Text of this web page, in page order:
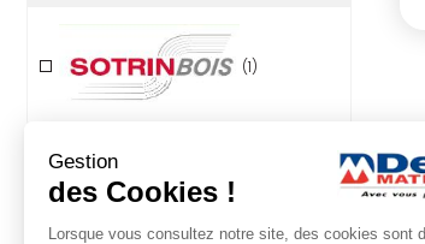
(1)
Gestion
des Cookies !
Lorsque vous consultez notre site, des cookies sont